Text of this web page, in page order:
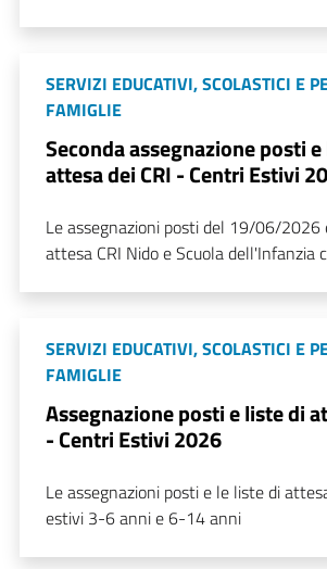
SERVIZI EDUCATIVI, SCOLASTICI E
FAMIGLIE
Seconda assegnazione posti
attesa dei CRI - Centri Estivi
Le assegnazioni posti del 19/06/2026
attesa CRI Nido e Scuola dell'Infanzia
SERVIZI EDUCATIVI, SCOLASTICI E
FAMIGLIE
Assegnazione posti e liste di
- Centri Estivi 2026
Le assegnazioni posti e le liste di
estivi 3-6 anni e 6-14 anni